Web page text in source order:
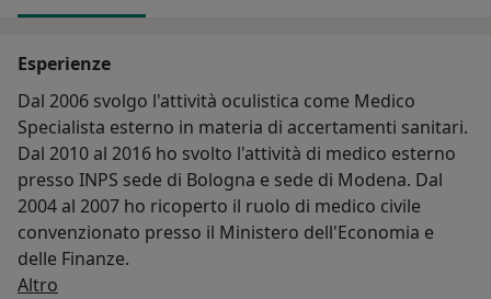
Esperienze
Dal 2006 svolgo l'attività oculistica come Medico
Specialista esterno in materia di accertamenti sanitari.
Dal 2010 al 2016 ho svolto l'attività di medico esterno
presso INPS sede di Bologna e sede di Modena. Dal
2004 al 2007 ho ricoperto il ruolo di medico civile
convenzionato presso il Ministero dell'Economia e
delle Finanze.
Altro